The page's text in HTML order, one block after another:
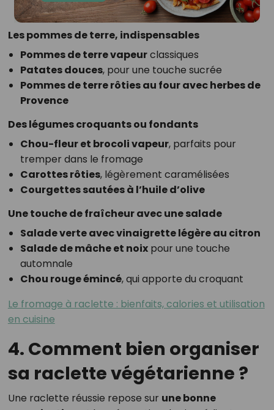
Les pommes de terre, indispensables
Pommes de terre vapeurclassiques
Patates douces, pour une touche sucrée
Pommes de terre rôties au four avec herbes de
Provence
Des légumes croquants ou fondants
Chou-fleur et brocoli vapeur, parfaits pour
tremper dans le fromage
Carottes rôties, légèrement caramélisées
Courgettes sautées à l’huile d’olive
Une touche de fraîcheur avec une salade
Salade verte avec vinaigrette légère au citron
Salade de mâche et noixpour une touche
automnale
Chou rouge émincé, qui apporte du croquant
Le fromage à raclette : bienfaits, calories et utilisation
en cuisine
4. Comment bien organiser
sa raclette végétarienne ?
Une raclette réussie repose sur une bonne